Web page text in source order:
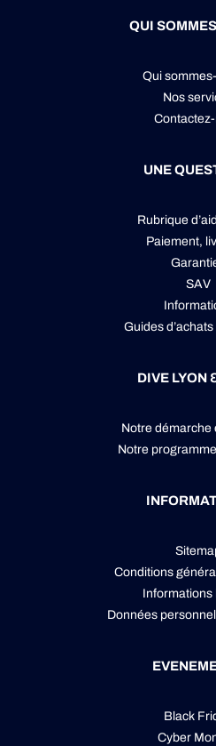
QUI
Qui
Nos
UNE
Rubrique
Paiement,
SAV
Guides
DIVE LYON
Notre démarche
Notre
Conditions
Informations
Données
Black
Cyber